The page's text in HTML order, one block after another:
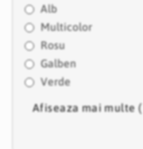
Alb
Multicolor
Rosu
Galben
Verde
Afiseaza mai multe (